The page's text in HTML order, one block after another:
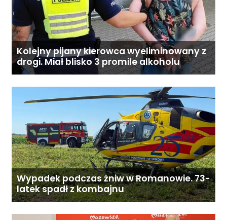
Kolejny pijany kierowca wyeliminowany z
drogi. Miał blisko 3 promile alkoholu
Wypadek podczas żniw w Romanowie. 73-
latek spadł z kombajnu